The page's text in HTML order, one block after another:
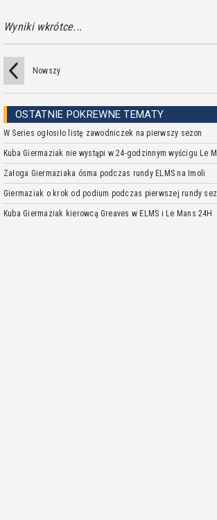
Wyniki wkrótce...
Nowszy
OSTATNIE POKREWNE TEMATY
W Series ogłosiło listę zawodniczek na pierwszy sezon
Kuba Giermaziak nie wystąpi w 24-godzinnym wyścigu Le
Załoga Giermaziaka ósma podczas rundy ELMS na Imoli
Giermaziak o krok od podium podczas pierwszej rundy
Kuba Giermaziak kierowcą Greaves w ELMS i Le Mans 24H